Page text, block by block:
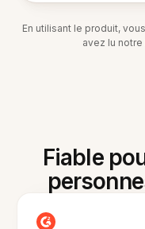
En utilisant le produit,
avez lu notre
Fiable